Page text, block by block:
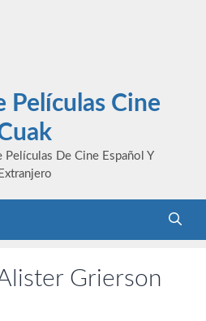
Películas Cine
Películas De Cine Español Y
Extranjero
Grierson